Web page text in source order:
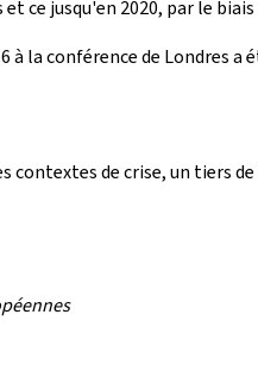
ce jusqu'en 2020, par le
la conférence de Londres
contextes de crise, un tiers